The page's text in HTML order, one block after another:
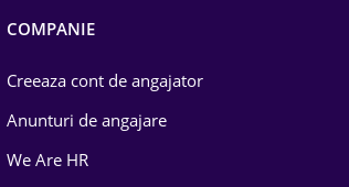
COMPANIE
Creeaza cont de angajator
Anunturi de angajare
We Are HR